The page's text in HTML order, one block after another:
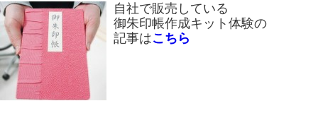
自社で販売している
御朱印帳作成キット体験の
記事はこちら